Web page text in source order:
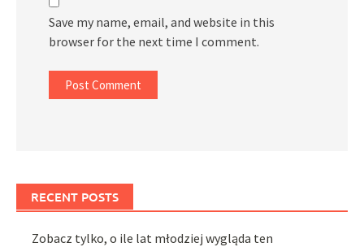
Save my name, email, and website in this
browser for the next time I comment.
RECENT POSTS
Zobacz tylko, o ile lat młodziej wygląda ten